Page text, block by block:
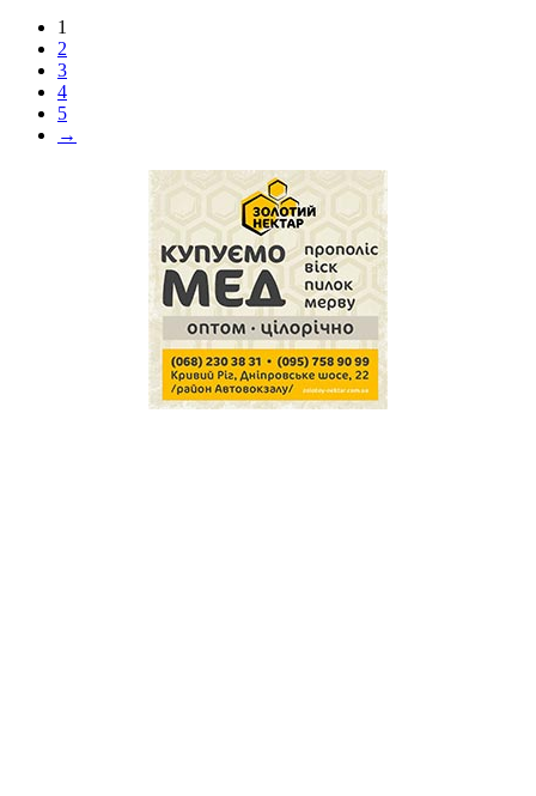
1
2
3
4
5
→